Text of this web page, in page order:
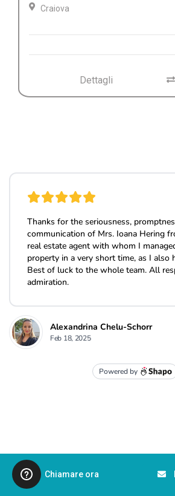
Craiova
Dettagli
Chiamare ora